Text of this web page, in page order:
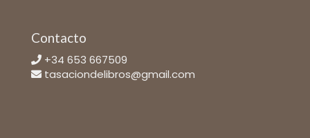
Contacto
+34 653 667509
tasaciondelibros@gmail.com